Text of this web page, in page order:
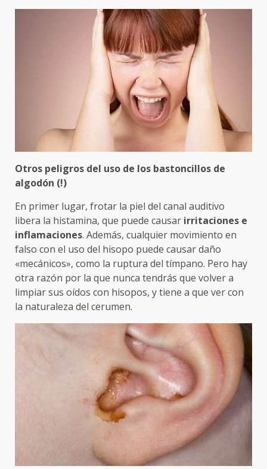
Otros peligros del uso de los bastoncillos de
algodón (!)
En primer lugar, frotar la piel del canal auditivo
libera la histamina, que puede causar irritaciones e
inflamaciones. Además, cualquier movimiento en
falso con el uso del hisopo puede causar daño
«mecánicos», como la ruptura del tímpano. Pero hay
otra razón por la que nunca tendrás que volver a
limpiar sus oídos con hisopos, y tiene a que ver con
la naturaleza del cerumen.